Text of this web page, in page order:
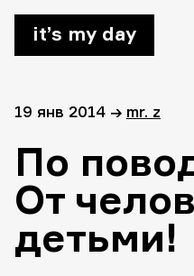
it’s my day
19 янв 2014 → mr. z
По
От
детьми!